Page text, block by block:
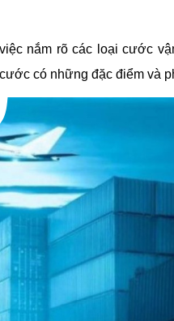
nắm rõ các loại cước
có những đặc điểm và